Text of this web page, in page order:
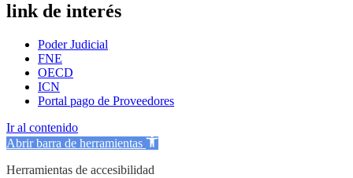
link de interés
Poder Judicial
FNE
OECD
ICN
Portal pago de Proveedores
Ir al contenido
Abrir barra de herramientas
Herramientas de accesibilidad